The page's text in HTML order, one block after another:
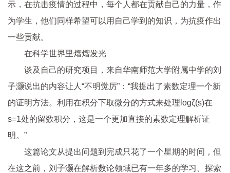
示，在抗击疫情的过程中，每个人都在贡献自己的力量，作
为学生，他们同样希望可以用自己学到的知识，为抗疫作出
一些贡献。
在科学世界里熠熠发光
谈及自己的研究项目，来自华南师范大学附属中学的刘
子灏说出的内容让人“不明觉厉”：“我提出了素数定理一个新
的证明方法。利用在积分下取微分的方式来处理logζ(s)在
s=1处的留数积分，这是一个更加直接的素数定理解析证
明。”
这篇论文从提出问题到完成只花了一个星期的时间，但
在这之前，刘子灏在解析数论领域已有一年多的学习
、探索